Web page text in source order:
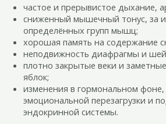
частое и прерывистое дыхание,
сниженный мышечный тонус, за
определённых групп мышц;
хорошая память на содержание
неподвижность диафрагмы и
плотно закрытые веки и
яблок;
изменения в гормональном
эмоциональной перезагрузки и
эндокринной системы.